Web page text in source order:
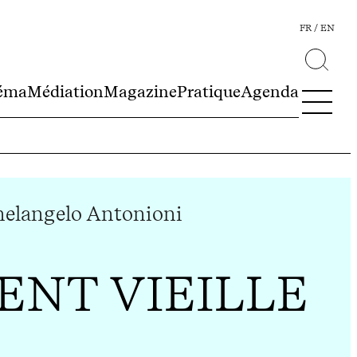
MédiationMagazinePratiqueAgenda
FR EN
Antonioni
VIEILLE